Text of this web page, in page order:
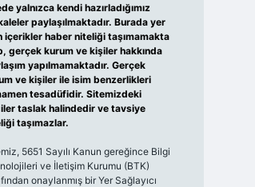
yalnızca kendi hazırladığımız
paylaşılmaktadır. Burada yer
içerikler haber niteliği taşımamakta
gerçek kurum ve kişiler hakkında
yapılmamaktadır. Gerçek
ve kişiler ile isim benzerlikleri
tesadüfidir. Sitemizdeki
taslak halindedir ve tavsiye
taşımazlar.
5651 Sayılı Kanun gereğince Bilgi
ve İletişim Kurumu (BTK)
onaylanmış bir Yer Sağlayıcı